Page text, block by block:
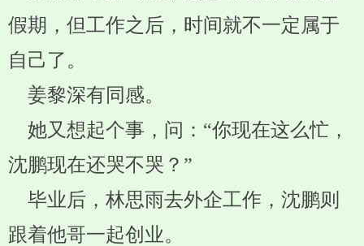
假期，但工作之后，时间就不一定属于
自己了。
姜黎深有同感。
她又想起个事，问：“你现在这么忙，
沈鹏现在还哭不哭？”
毕业后，林思雨去外企工作，沈鹏则
跟着他哥一起创业。